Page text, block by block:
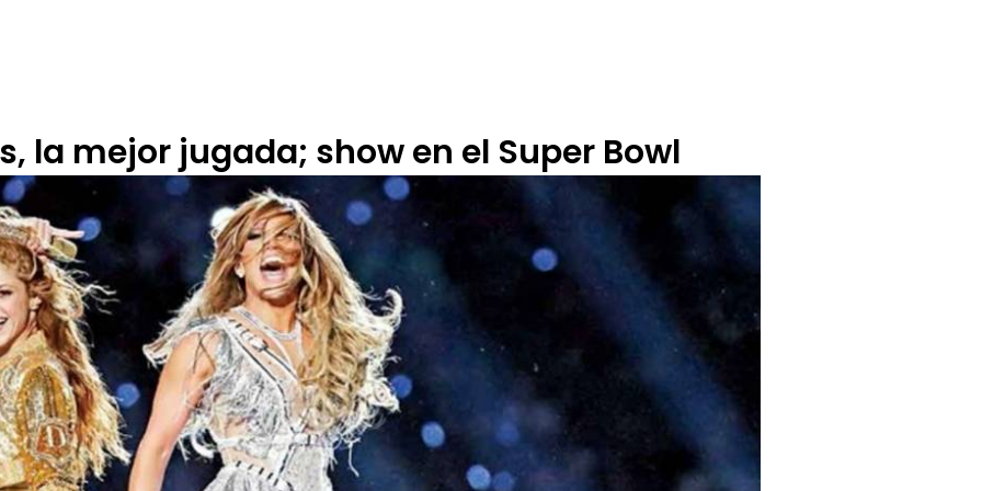
la mejor jugada; show en el Super Bowl